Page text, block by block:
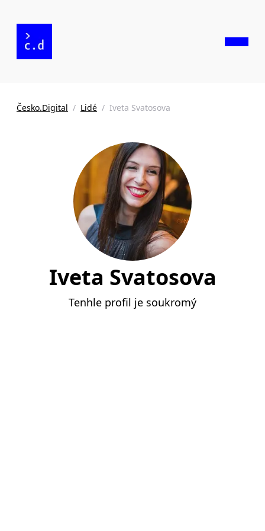
Česko.Digital / Lidé / Iveta Svatosova
Iveta Svatosova
Tenhle profil je soukromý